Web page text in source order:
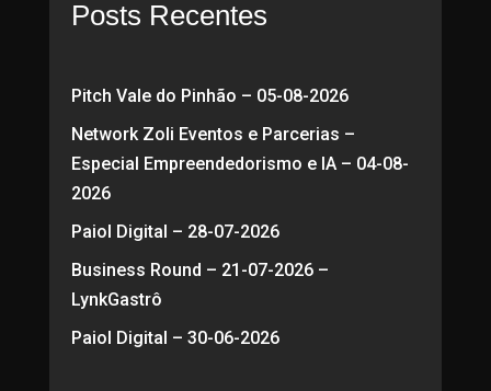
Posts Recentes
Pitch Vale do Pinhão – 05-08-2026
Network Zoli Eventos e Parcerias –
Especial Empreendedorismo e IA – 04-08-
2026
Paiol Digital – 28-07-2026
Business Round – 21-07-2026 –
LynkGastrô
Paiol Digital – 30-06-2026